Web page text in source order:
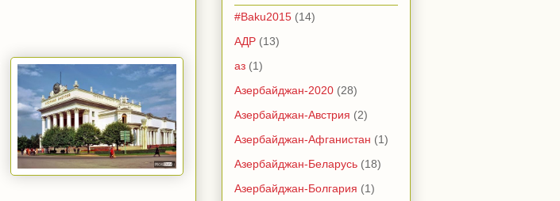
#Baku2015 (14)
АДР (13)
аз (1)
Азербайджан-2020 (28)
Азербайджан-Австрия (2)
Азербайджан-Афганистан (1)
Азербайджан-Беларусь (18)
Азербайджан-Болгария (1)